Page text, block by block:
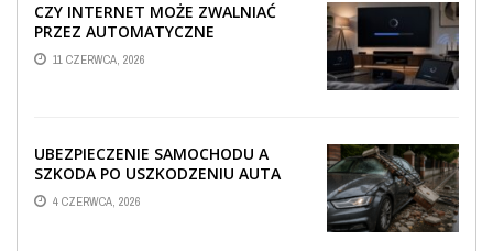
CZY INTERNET MOŻE ZWALNIAĆ
PRZEZ AUTOMATYCZNE
AKTUALIZACJE SYSTEMÓW SMART
TV?
11 CZERWCA, 2026
UBEZPIECZENIE SAMOCHODU A
SZKODA PO USZKODZENIU AUTA
PRZEZ SPADAJĄCY FRAGMENT
OGRODZENIA
4 CZERWCA, 2026